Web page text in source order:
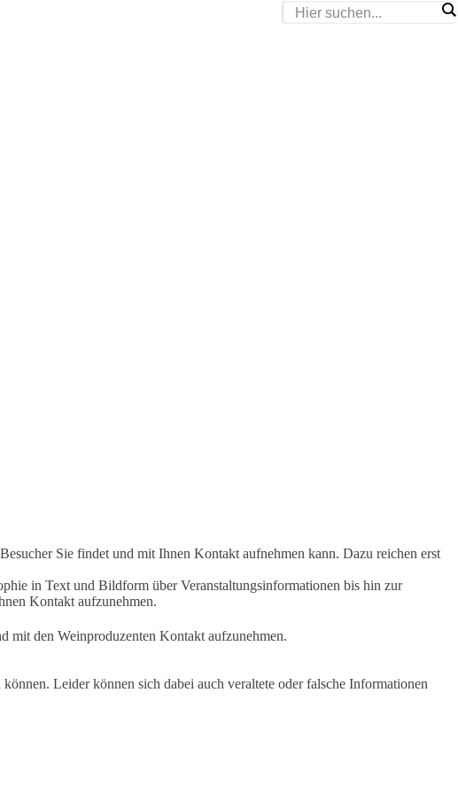
Sie findet und mit Ihnen Kontakt aufnehmen kann. Dazu reichen erst
in Text und Bildform über Veranstaltungsinformationen bis hin zur
Kontakt aufzunehmen.
mit den Weinproduzenten Kontakt aufzunehmen.
Leider können sich dabei auch veraltete oder falsche Informationen